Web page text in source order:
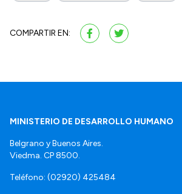
COMPARTIR EN:
MINISTERIO DE DESARROLLO HUMANO
Belgrano y Buenos Aires.
Viedma. CP 8500.
Teléfono: (02920) 425484